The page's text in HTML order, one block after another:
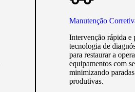
Manutenção
Intervenção rápida e
tecnologia de
para restaurar a
equipamentos com
minimizando
produtivas.